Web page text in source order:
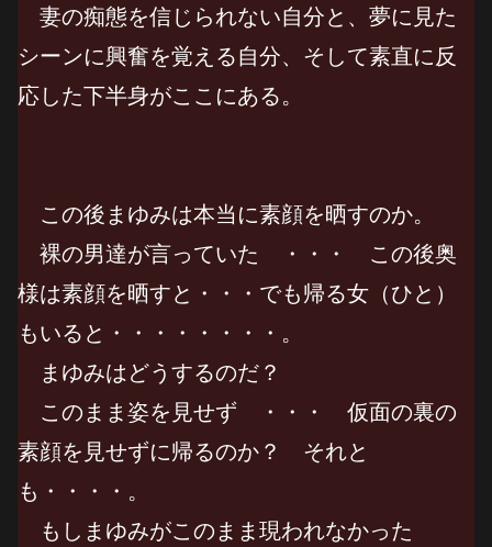
妻の痴態を信じられない自分と、夢に見た
シーンに興奮を覚える自分、そして素直に反
応した下半身がここにある。
この後まゆみは本当に素顔を晒すのか。
裸の男達が言っていた ・・・ この後奥
様は素顔を晒すと・・・でも帰る女（ひと）
もいると・・・・・・・・。
まゆみはどうするのだ？
このまま姿を見せず ・・・ 仮面の裏の
素顔を見せずに帰るのか？ それと
も・・・・。
もしまゆみがこのまま現われなかった